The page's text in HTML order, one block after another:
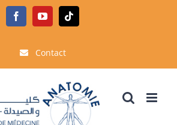
FacebookYouTubeTiktok
Contact